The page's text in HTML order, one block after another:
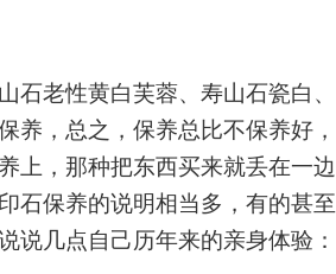
老性黄白芙蓉、寿山石瓷白、
养，总之，保养总比不保养好，
上，那种把东西买来就丢在一边
石保养的说明相当多，有的甚至
说几点自己历年来的亲身体验：